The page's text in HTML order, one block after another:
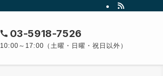
03-5918-7526
10:00～17:00（土曜・日曜・祝日以外）